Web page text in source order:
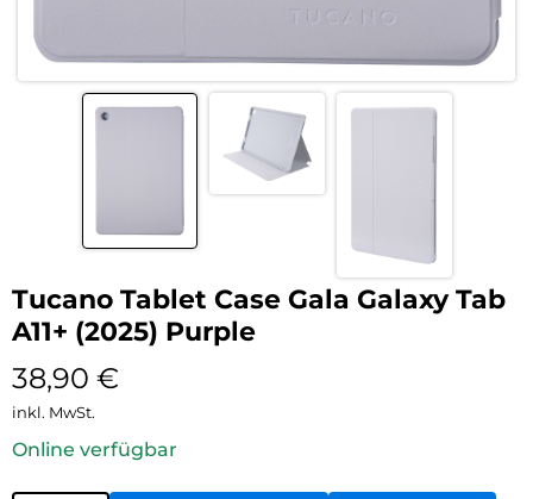
Tucano Tablet Case Gala Galaxy Tab
A11+ (2025) Purple
38,90 €
inkl. MwSt.
Online verfügbar